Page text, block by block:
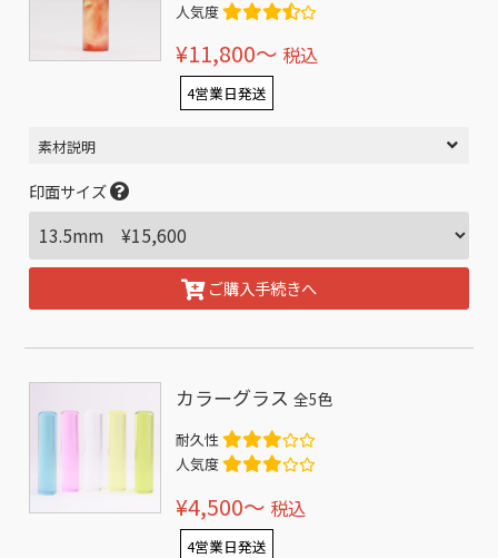
人気度
¥11,800〜 税込
4営業日発送
素材説明
印面サイズ
ご購入手続きへ
カラーグラス全5色
耐久性
人気度
¥4,500〜 税込
4営業日発送